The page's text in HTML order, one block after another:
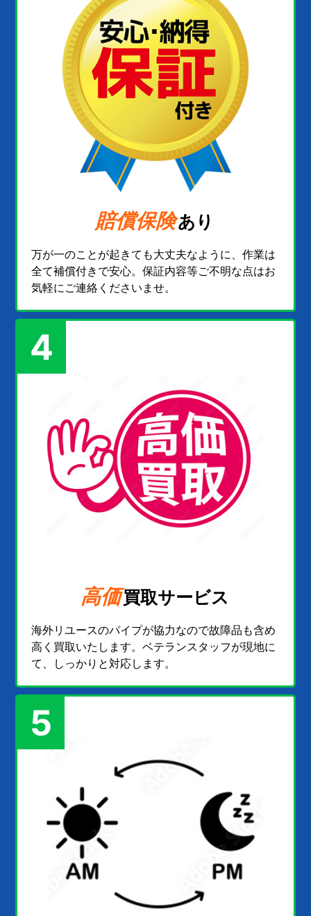
賠償保険あり
万が一のことが起きても大丈夫なように、作業は
全て補償付きで安心。保証内容等ご不明な点はお
気軽にご連絡くださいませ。
4
高価買取サービス
海外リユースのパイプが協力なので故障品も含め
高く買取いたします。ベテランスタッフが現地に
て、しっかりと対応します。
5